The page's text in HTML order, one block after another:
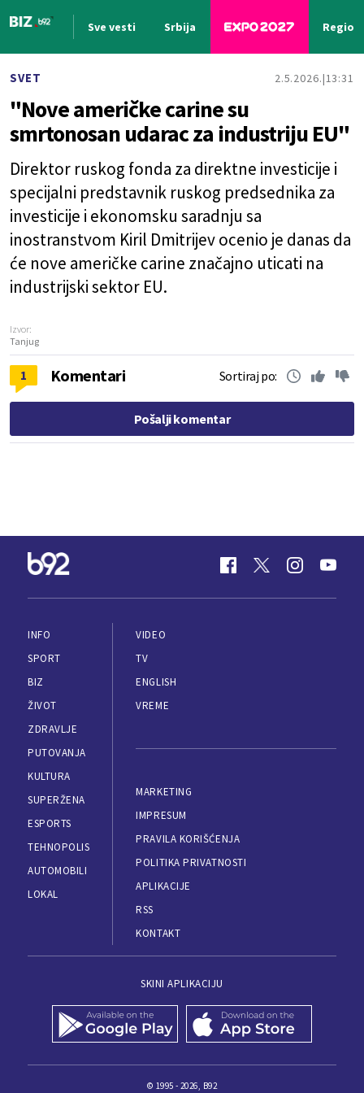
Sve vesti Srbija Region
SVET 2.5.2026. 13:31
"Nove američke carine su
smrtonosan udarac za industriju EU"
Direktor ruskog fonda za direktne investicije i
specijalni predstavnik ruskog predsednika za
investicije i ekonomsku saradnju sa
inostranstvom Kiril Dmitrijev ocenio je danas da
će nove američke carine značajno uticati na
industrijski sektor EU.
Izvor:
Tanjug
1 Komentari Sortiraj po:
Pošalji komentar
INFO
SPORT
BIZ
ŽIVOT
ZDRAVLJE
PUTOVANJA
KULTURA
SUPERŽENA
ESPORTS
TEHNOPOLIS
AUTOMOBILI
LOKAL
VIDEO
TV
ENGLISH
VREME
MARKETING
IMPRESUM
PRAVILA KORIŠĆENJA
POLITIKA PRIVATNOSTI
APLIKACIJE
RSS
KONTAKT
SKINI APLIKACIJU
© 1995 - 2026, B92